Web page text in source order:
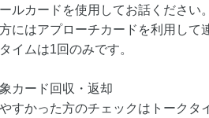
ルカードを使用してお話ください。
にはアプローチカードを利用して
イムは1回のみです。
カード回収・返却
すかった方のチェックはトークタ